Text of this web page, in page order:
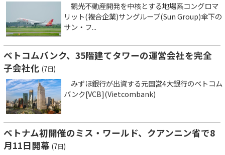
観光不動産開発を中核とする地場系コングロマ
リット(複合企業)サングループ(Sun Group)傘下の
サン・フ...
ベトコムバンク、35階建てタワーの運営会社を完全
子会社化 (7日)
みずほ銀行が出資する元国営4大銀行のベトコム
バンク[VCB](Vietcombank)
ベトナム初開催のミス・ワールド、クアンニン省で8
月11日開幕 (7日)